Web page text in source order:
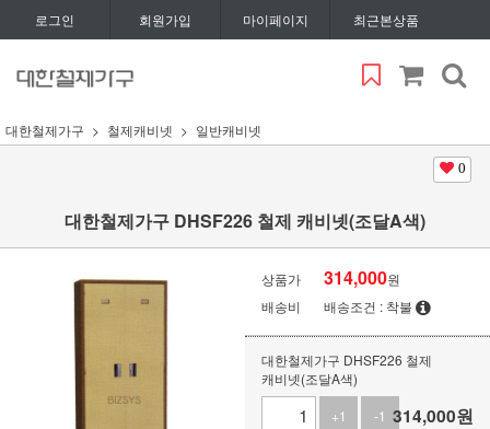
로그인 회원가입 마이페이지 최근본상품
대한철제가구 철제캐비넷 일반캐비넷
0
대한철제가구 DHSF226 철제 캐비넷(조달A색)
상품가 314,000원
배송비
배송조건 : 착불
대한철제가구 DHSF226 철제
캐비넷(조달A색)
+1
-1 314,000원